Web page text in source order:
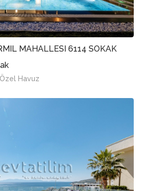
MAHALLESI 6114 SOKAK
Havuz